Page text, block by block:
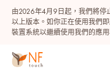
由2026年4月9日起，我們將
以上版本。如你正在使用我們
裝置系統以繼續使用我們的應用